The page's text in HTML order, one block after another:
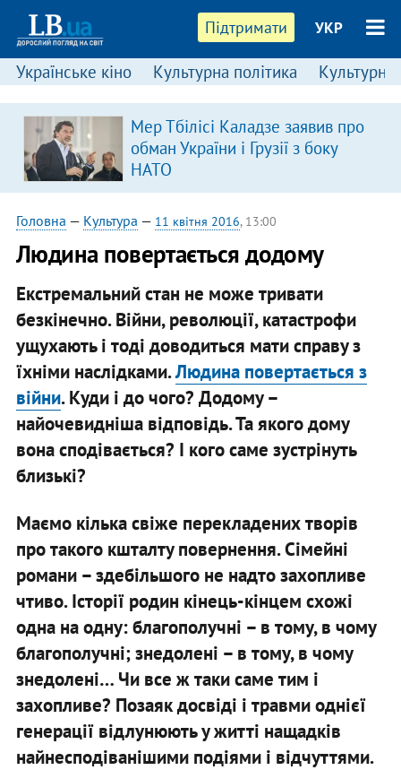
Підтримати УКР
Українське кіно Культурна політика Культурні
Мер Тбілісі Каладзе заявив про
обман України і Грузії з боку
НАТО
Головна — Культура — 11 квітня 2016, 13:00
​Людина повертається додому
Екстремальний стан не може тривати
безкінечно. Війни, революції, катастрофи
ущухають і тоді доводиться мати справу з
їхніми наслідками.Людина повертається з
війни. Куди і до чого? Додому –
найочевидніша відповідь. Та якого дому
вона сподівається? І кого саме зустрінуть
близькі?
Маємо кілька свіже перекладених творів
про такого кшталту повернення. Сімейні
романи – здебільшого не надто захопливе
чтиво. Історії родин кінець-кінцем схожі
одна на одну: благополучні – в тому, в чому
благополучні; знедолені – в тому, в чому
знедолені… Чи все ж таки саме тим і
захопливе? Позаяк досвіді і травми однієї
генерації відлунюють у житті нащадків
найнесподіванішими подіями і відчуттями.